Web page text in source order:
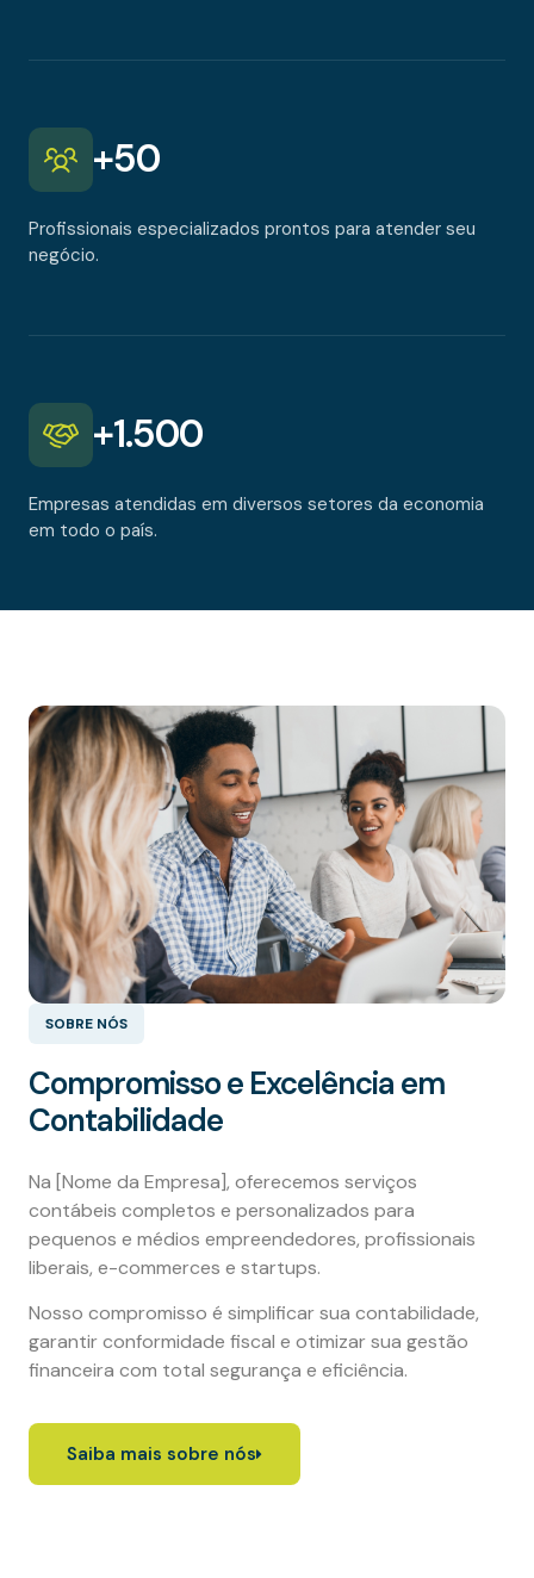
+50
Profissionais especializados prontos para atender seu
negócio.
+1.500
Empresas atendidas em diversos setores da economia
em todo o país.
SOBRE NÓS
Compromisso e Excelência em
Contabilidade
Na [Nome da Empresa], oferecemos serviços
contábeis completos e personalizados para
pequenos e médios empreendedores, profissionais
liberais, e-commerces e startups.
Nosso compromisso é simplificar sua contabilidade,
garantir conformidade fiscal e otimizar sua gestão
financeira com total segurança e eficiência.
Saiba mais sobre nós